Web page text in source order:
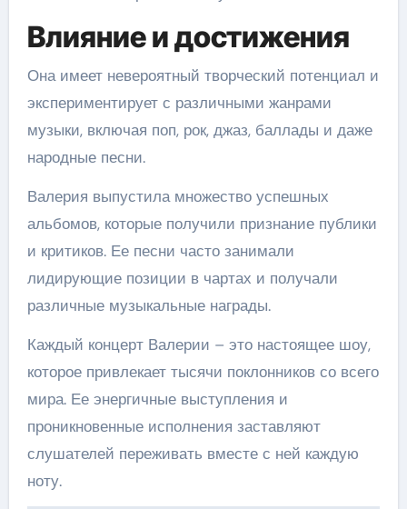
Влияние и достижения
Она имеет невероятный творческий потенциал и
экспериментирует с различными жанрами
музыки, включая поп, рок, джаз, баллады и даже
народные песни.
Валерия выпустила множество успешных
альбомов, которые получили признание публики
и критиков. Ее песни часто занимали
лидирующие позиции в чартах и получали
различные музыкальные награды.
Каждый концерт Валерии – это настоящее шоу,
которое привлекает тысячи поклонников со всего
мира. Ее энергичные выступления и
проникновенные исполнения заставляют
слушателей переживать вместе с ней каждую
ноту.